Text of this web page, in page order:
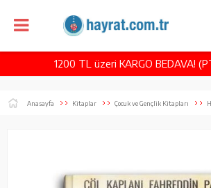
1200 TL üzeri KARGO BEDAVA!
Anasayfa Kitaplar Çocuk ve Gençlik Kitapları